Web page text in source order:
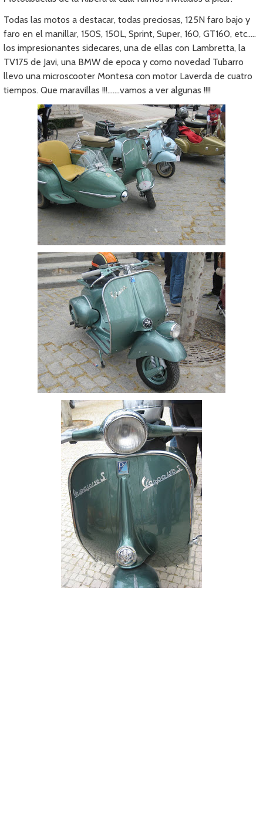
Todas las motos a destacar, todas preciosas, 125N faro bajo y
faro en el manillar, 150S, 150L, Sprint, Super, 160, GT160, etc…..
los impresionantes sidecares, una de ellas con Lambretta, la
TV175 de Javi, una BMW de epoca y como novedad Tubarro
llevo una microscooter Montesa con motor Laverda de cuatro
tiempos. Que maravillas !!!…….vamos a ver algunas !!!!